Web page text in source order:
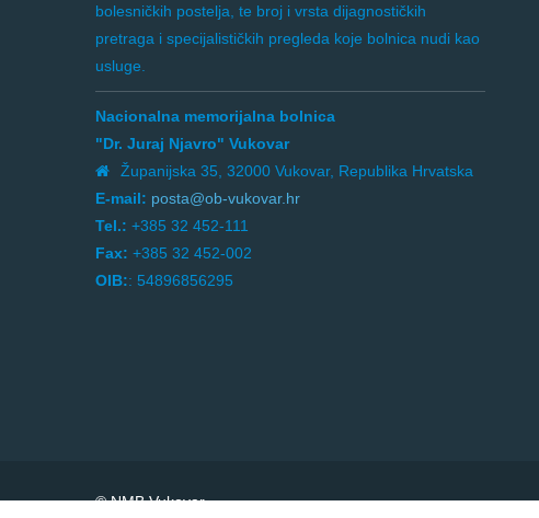
bolesničkih postelja, te broj i vrsta dijagnostičkih
pretraga i specijalističkih pregleda koje bolnica nudi kao
usluge.
Nacionalna memorijalna bolnica
"Dr. Juraj Njavro" Vukovar
Županijska 35, 32000 Vukovar, Republika Hrvatska
E-mail: posta@ob-vukovar.hr
Tel.: +385 32 452-111
Fax: +385 32 452-002
OIB:: 54896856295
© NMB Vukovar